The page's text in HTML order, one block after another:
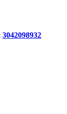
3042098932